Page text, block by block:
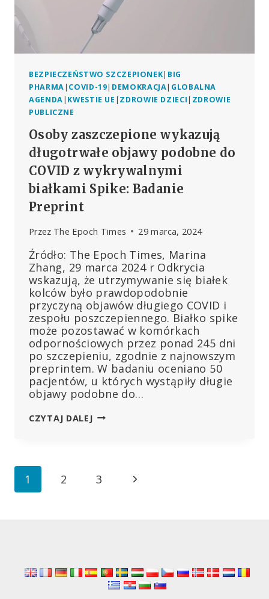
BEZPIECZEŃSTWO SZCZEPIONEK| BIG
PHARMA| COVID-19| DEMOKRACJA| GLOBALNA
AGENDA| KWESTIE UE | ZDROWIE DZIECI| ZDROWIE
PUBLICZNE
Osoby zaszczepione wykazują
długotrwałe objawy podobne do
COVID z wykrywalnymi
białkami Spike: Badanie
Preprint
Przez The Epoch Times 29 marca, 2024
Źródło: The Epoch Times, Marina
Zhang, 29 marca 2024 r Odkrycia
wskazują, że utrzymywanie się białek
kolców było prawdopodobnie
przyczyną objawów długiego COVID i
zespołu poszczepiennego. Białko spike
może pozostawać w komórkach
odpornościowych przez ponad 245 dni
po szczepieniu, zgodnie z najnowszym
preprintem. W badaniu oceniano 50
pacjentów, u których wystąpiły długie
objawy podobne do…
CZYTAJ DALEJOSOBY
PODOBNE
BADANIE
PREPRINT
Nawigacja
1 2 3
Następna